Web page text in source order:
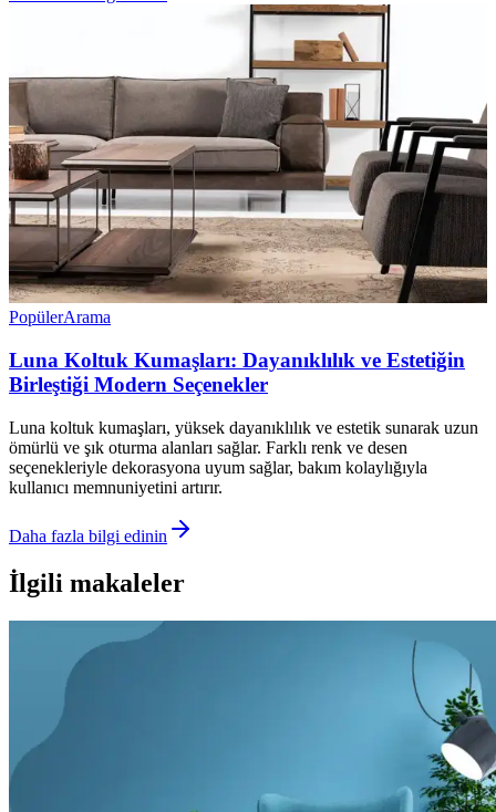
PopülerArama
Luna Koltuk Kumaşları: Dayanıklılık ve Estetiğin
Birleştiği Modern Seçenekler
Luna koltuk kumaşları, yüksek dayanıklılık ve estetik sunarak uzun
ömürlü ve şık oturma alanları sağlar. Farklı renk ve desen
seçenekleriyle dekorasyona uyum sağlar, bakım kolaylığıyla
kullanıcı memnuniyetini artırır.
Daha fazla bilgi edinin
İlgili makaleler